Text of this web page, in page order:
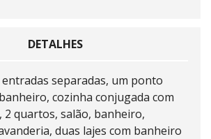
DETALHES
entradas separadas, um ponto
cozinha conjugada com
2 quartos, salão, banheiro,
duas lajes com banheiro